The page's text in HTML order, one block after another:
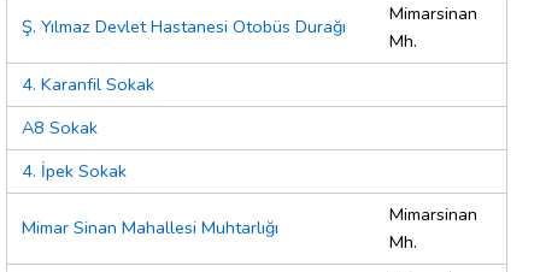
Ş. Yılmaz Devlet Hastanesi Otobüs Durağı
Mimarsinan
Mh.
4. Karanfil Sokak
A8 Sokak
4. İpek Sokak
Mimar Sinan Mahallesi Muhtarlığı
Mimarsinan
Mh.